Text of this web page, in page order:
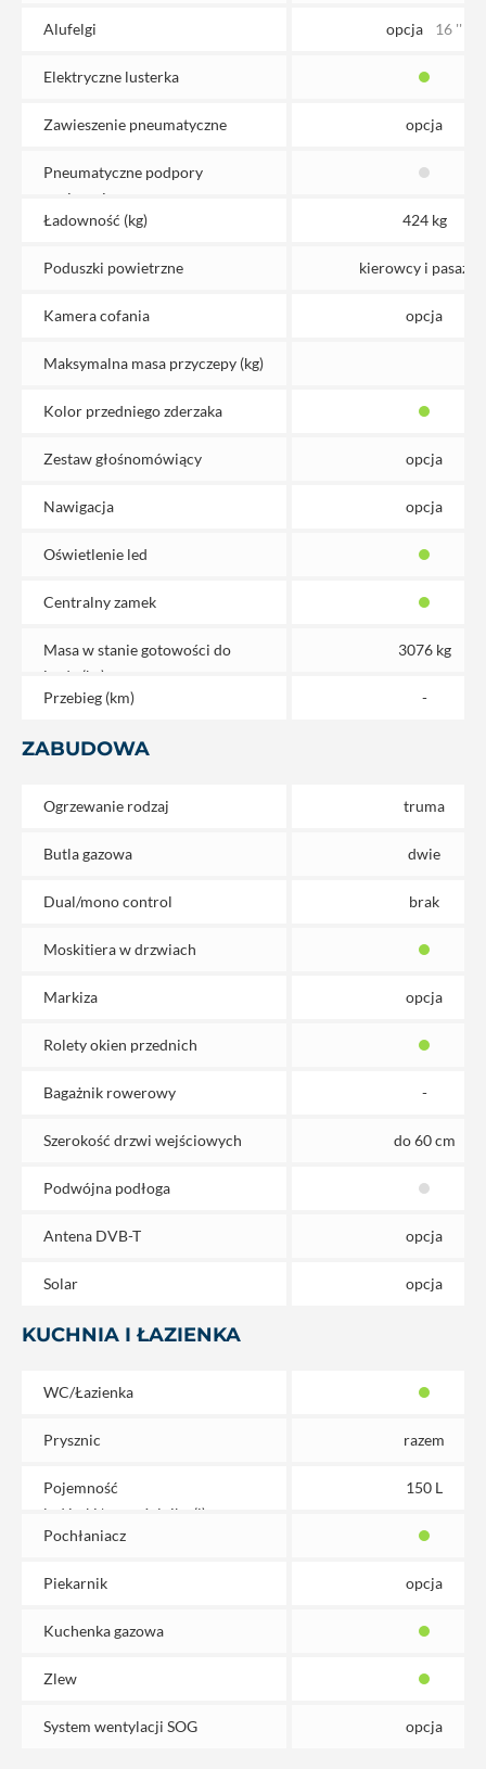
Alufelgi
Elektryczne lusterka
Zawieszenie pneumatyczne
Pneumatyczne podpory
poziomujące
Ładowność (kg)
Poduszki powietrzne
Kamera cofania
Maksymalna masa przyczepy (kg)
Kolor przedniego zderzaka
Zestaw głośnomówiący
Nawigacja
Oświetlenie led
Centralny zamek
Masa w stanie gotowości do
jazdy (kg)
Przebieg (km)
ZABUDOWA
Ogrzewanie rodzaj
Butla gazowa
Dual/mono control
Moskitiera w drzwiach
Markiza
Rolety okien przednich
Bagażnik rowerowy
Szerokość drzwi wejściowych
Podwójna podłoga
Antena DVB-T
Solar
KUCHNIA I ŁAZIENKA
WC/Łazienka
Prysznic
Pojemność
lodówki/zamrażalnika (l)
Pochłaniacz
Piekarnik
Kuchenka gazowa
Zlew
System wentylacji SOG
opcja 16 ''
opcja
424 kg
kierowcy i
opcja
opcja
opcja
3076 kg
-
truma
dwie
brak
opcja
-
do 60 cm
opcja
opcja
razem
150 L
opcja
opcja